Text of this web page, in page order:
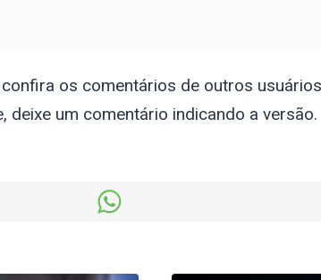
os comentários de outros
um comentário indicando a versão.